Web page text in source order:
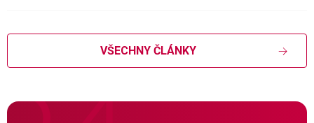
VŠECHNY ČLÁNKY